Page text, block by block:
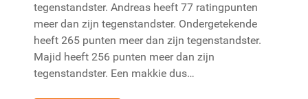
tegenstandster. Andreas heeft 77 ratingpunten
meer dan zijn tegenstandster. Ondergetekende
heeft 265 punten meer dan zijn tegenstandster.
Majid heeft 256 punten meer dan zijn
tegenstandster. Een makkie dus…